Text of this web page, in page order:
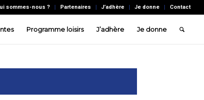
sommes-nous ? Partenaires J’adhère Je donne Contact
Programme loisirs J’adhère Je donne